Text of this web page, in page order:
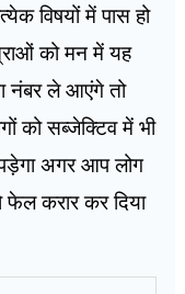
विषयों में पास हो
को मन में यह
नंबर ले आएंगे तो
को सब्जेक्टिव में भी
अगर आप लोग
फेल करार कर दिया